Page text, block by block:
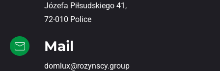
Józefa Piłsudskiego 41,
72-010 Police
Mail
domlux@rozynscy.group